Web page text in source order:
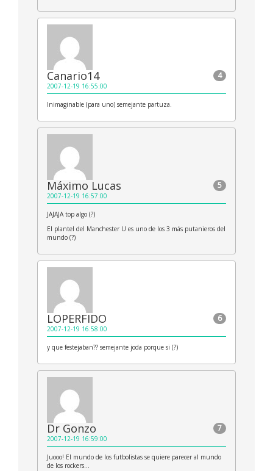
4
Canario14
2007-12-19 16:55:00
Inimaginable (para uno) semejante partuza.
5
Máximo Lucas
2007-12-19 16:57:00
JAJAJA top algo (?)
El plantel del Manchester U es uno de los 3 más putanieros del
mundo (?)
6
LOPERFIDO
2007-12-19 16:58:00
y que festejaban?? semejante joda porque si (?)
7
Dr Gonzo
2007-12-19 16:59:00
Juooo! El mundo de los futbolistas se quiere parecer al mundo
de los rockers…